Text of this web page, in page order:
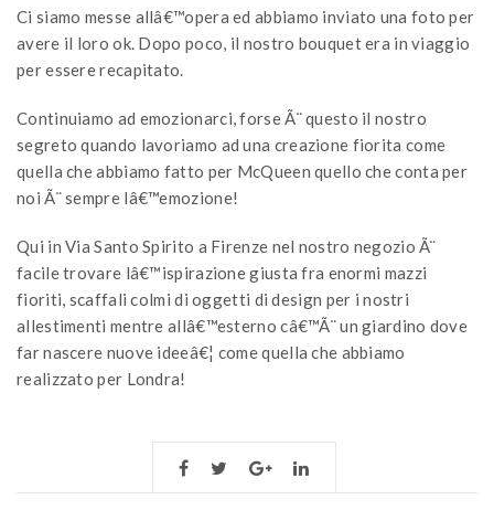
Ci siamo messe allâ€™opera ed abbiamo inviato una foto per
avere il loro ok. Dopo poco, il nostro bouquet era in viaggio
per essere recapitato.
Continuiamo ad emozionarci, forse Ã¨ questo il nostro
segreto quando lavoriamo ad una creazione fiorita come
quella che abbiamo fatto per McQueen quello che conta per
noi Ã¨ sempre lâ€™emozione!
Qui in Via Santo Spirito a Firenze nel nostro negozio Ã¨
facile trovare lâ€™ispirazione giusta fra enormi mazzi
fioriti, scaffali colmi di oggetti di design per i nostri
allestimenti mentre allâ€™esterno câ€™Ã¨ un giardino dove
far nascere nuove ideeâ€¦ come quella che abbiamo
realizzato per Londra!